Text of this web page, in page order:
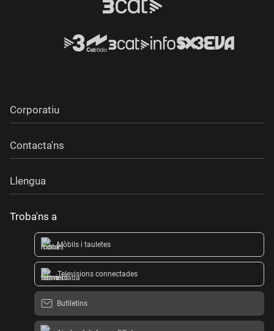
Corporatiu
Contacta'ns
Llengua
Troba'ns a
Mòbils i tauletes
Televisions connectades
Butlletins